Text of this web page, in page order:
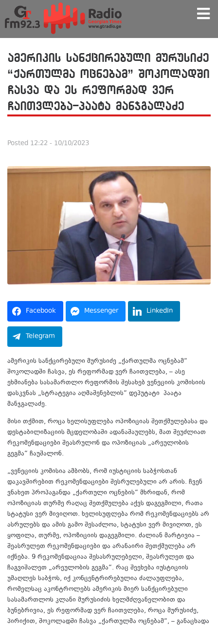
ამერიკის სანქცირებული მურუსიძე
“ქართულმა ოცნებამ” შოკოლადში
ჩასვა და ეს რეფორმად ვერ
ჩაითვლება-პაატა მანჯგალაძე
Posted 12:22 - 10/10/2023
Facebook Messenger LinkedIn
Telegram
ამერიკის სანქცირებული მურუსიძე „ქართულმა ოცნებამ“
შოკოლადში ჩასვა, ეს რეფორმად ვერ ჩაითვლება, – ასე
ეხმიანება სასამართლო რეფორმის შესახებ ვენეციის კომისიის
დასკვნას „სტრატეგია აღმაშენებლის“ დეპუტატი პაატა
მანჯგალაძე.
მისი თქმით, როცა ხელისუფლება ოპოზიციას შეთქმულებასა და
დესტაბილიზაციის მცდელობაში ადანაშაულებს, მათ შეუძლიათ
რეკომენდაციები შეასრულონ და ოპოზიციას „არეულობის
გეგმა“ ჩაუშალონ.
„ვენეციის კომისია ამბობს, რომ იუსტიციის საბჭოსთან
დაკავშირებით რეკომენდაციები შესრულებული არ არის. ჩვენ
ვნახეთ პროპაგანდა „ქართული ოცნების“ მხრიდან, რომ
ოპოზიციას თურმე რაღაც შეთქმულება აქვს დაგეგმილი, რათა
სტატუსი ვერ მივიღოთ. ხელისუფლება რომ რეკომენდაციებს არ
ასრულებს და ამის გამო შესაძლოა, სტატუსი ვერ მივიღოთ, ეს
ყოფილა, თურმე, ოპოზიციის დაგეგმილი. ძალიან მარტივია –
შეასრულეთ რეკომენდაციები და არანაირი შეთქმულება არ
იქნება. 9 რეკომენდაციაა შესასრულებელი, შეასრულეთ და
ჩაგვიშალეთ „არეულობის გეგმა“. რაც შეეხება იუსტიციის
უმაღლეს საბჭოს, იქ კონცენტრირებულია ძალაუფლება,
რომელსაც აკონტროლებს ამერიკის მიერ სანქცირებული
სასამართლოს კლანი მურუსიძის ხელმძღვანელობით და
ბუნებრივია, ეს რეფორმად ვერ ჩაითვლება, როცა მურუსიძე,
პირიქით, შოკოლადში ჩასვა „ქართულმა ოცნებამ“, – განაცხადა